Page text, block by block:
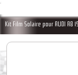
Kit Film Solaire pour AUDI A8